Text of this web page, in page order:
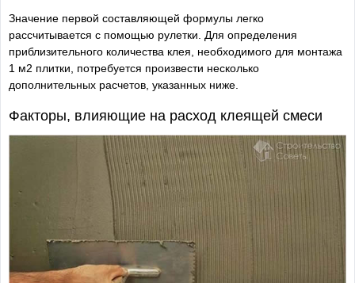
Значение первой составляющей формулы легко
рассчитывается с помощью рулетки. Для определения
приблизительного количества клея, необходимого для монтажа
1 м2 плитки, потребуется произвести несколько
дополнительных расчетов, указанных ниже.
Факторы, влияющие на расход клеящей смеси